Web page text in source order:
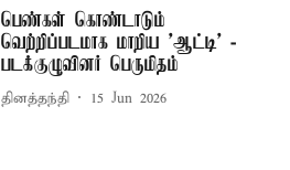
பெண்கள் கொண்டாடும்
வெற்றிப்படமாக மாறிய 'ஆட்டி' -
படக்குழுவினர் பெருமிதம்
தினத்தந்தி 15 Jun 2026